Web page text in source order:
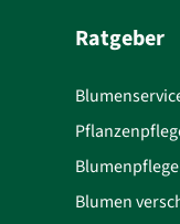
Ratgeber
Blumenpflege
Blumen